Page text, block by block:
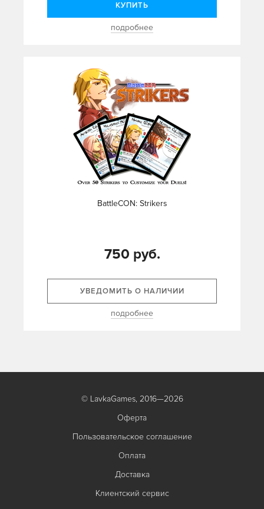
КУПИТЬ
подробнее
BattleCON: Strikers
750 руб.
УВЕДОМИТЬ О НАЛИЧИИ
подробнее
© LavkaGames, 2016—2026
Оферта
Пользовательское соглашение
Оплата
Доставка
Клиентский сервис